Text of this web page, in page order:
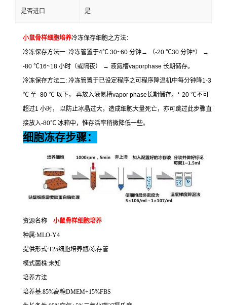
是否进口 是
小鼠骨样细胞培养冷冻保存细胞之方法：
冷冻保存方法一: 冷冻管置于4℃ 30~60 分钟→ （-20 ℃30 分钟*）
→
-80 ℃16~18 小时（或隔夜） → 液氮槽vaporphase 长期储存。
冷冻保存方法二: 冷冻管置于已设定程序之可程序降温机中每分钟降1-3
℃ 至–80 ℃ 以下， 再放入液氮槽vapor phase长期储存。 *-20 ℃不可
超过1 小时，
以防止冰晶过大，造成细胞大量死亡，亦可跳过此步骤直
接放入-80℃ 冰箱中，惟存活率稍微降低一些。
细胞冻存步骤：
资源名称 小鼠骨样细胞培养
种属:MLO-Y4
提供形式:T25细胞培养瓶/冻存管
模式菌株:未知
培养方法
培养基:85%高糖DMEM+15%FBS